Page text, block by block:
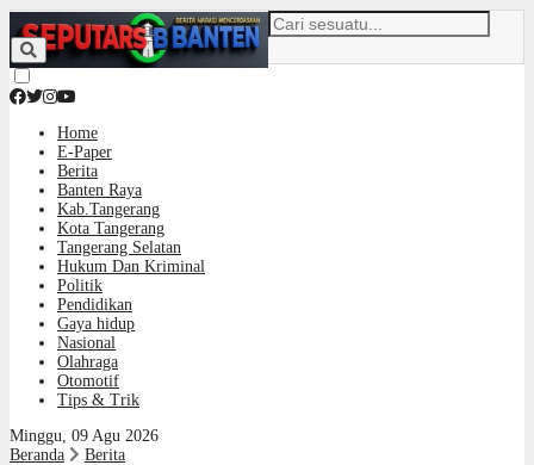
Home
E-Paper
Berita
Banten Raya
Kab.Tangerang
Kota Tangerang
Tangerang Selatan
Hukum Dan Kriminal
Politik
Pendidikan
Gaya hidup
Nasional
Olahraga
Otomotif
Tips & Trik
Minggu, 09 Agu 2026
Beranda
Berita